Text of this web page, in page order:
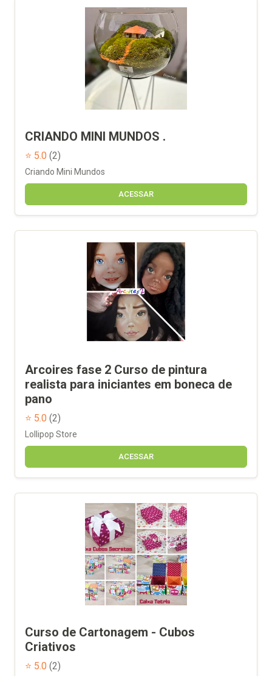
CRIANDO MINI MUNDOS .
⭐ 5.0 (2)
Criando Mini Mundos
ACESSAR
Arcoires fase 2 Curso de pintura
realista para iniciantes em boneca de
pano
⭐ 5.0 (2)
Lollipop Store
ACESSAR
Curso de Cartonagem - Cubos
Criativos
⭐ 5.0 (2)